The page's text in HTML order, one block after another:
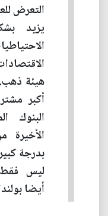
التعرض
يزيد
هيئة
أكبر
البنوك
بدرجة
ليس
أيضا